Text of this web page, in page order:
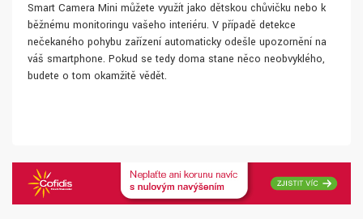
Smart Camera Mini můžete využít jako dětskou chůvičku nebo k
běžnému monitoringu vašeho interiéru. V případě detekce
nečekaného pohybu zařízení automaticky odešle upozornění na
váš smartphone. Pokud se tedy doma stane něco neobvyklého,
budete o tom okamžitě vědět.